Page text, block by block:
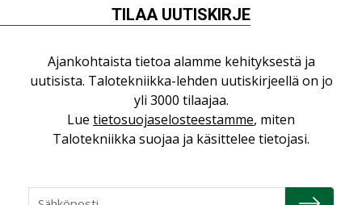
”Asiakkaat hakevat kumppaneita, jotka
AJANKOHTAISTA
Sähköistyminen kasvaa voimakkaasti:
”Tulevat kilpailuedut syntyvät, kun
erilliset teknologiat tuodaan yhteen”
Puutteellinen eristys lisää lämpöhäviöitä
TILAA UUTISKIRJE
Ajankohtaista tietoa alamme kehityksestä ja
uutisista. Talotekniikka-lehden uutiskirjeellä on jo
yli 3000 tilaajaa.
Lue tietosuojaselosteestamme, miten
Talotekniikka suojaa ja käsittelee tietojasi.